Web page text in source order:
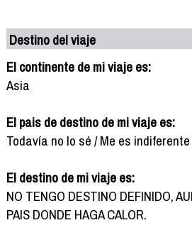
Destino del viaje
El continente de mi viaje es:
Asia
El pais de destino de mi viaje es:
Todavía no lo sé / Me es indiferente
El destino de mi viaje es:
NO TENGO DESTINO DEFINIDO,
PAIS DONDE HAGA CALOR.